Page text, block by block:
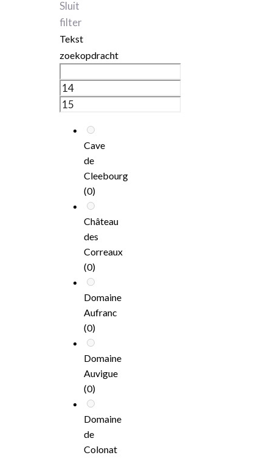
Sluit
filter
Tekst
zoekopdracht
Cave
de
Cleebourg
(0)
Château
des
Correaux
(0)
Domaine
Aufranc
(0)
Domaine
Auvigue
(0)
Domaine
de
Colonat